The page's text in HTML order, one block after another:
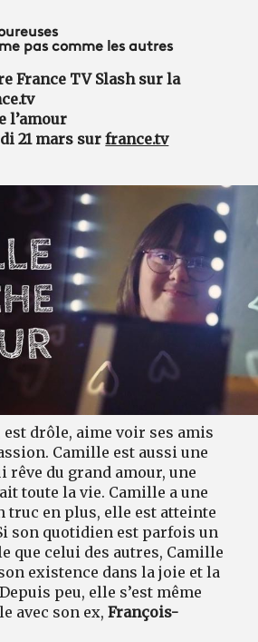
pas comme les autres
France TV Slash sur la
l’amour
21 mars surfrance.tv
est drôle, aime voir ses amis
Camille est aussi une
rêve du grand amour, une
toute la vie. Camille a une
truc en plus, elle est atteinte
son quotidien est parfois un
que celui des autres, Camille
existence dans la joie et la
peu, elle s’est même
avec son ex,François-